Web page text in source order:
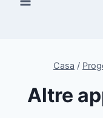
Casa /
Altre